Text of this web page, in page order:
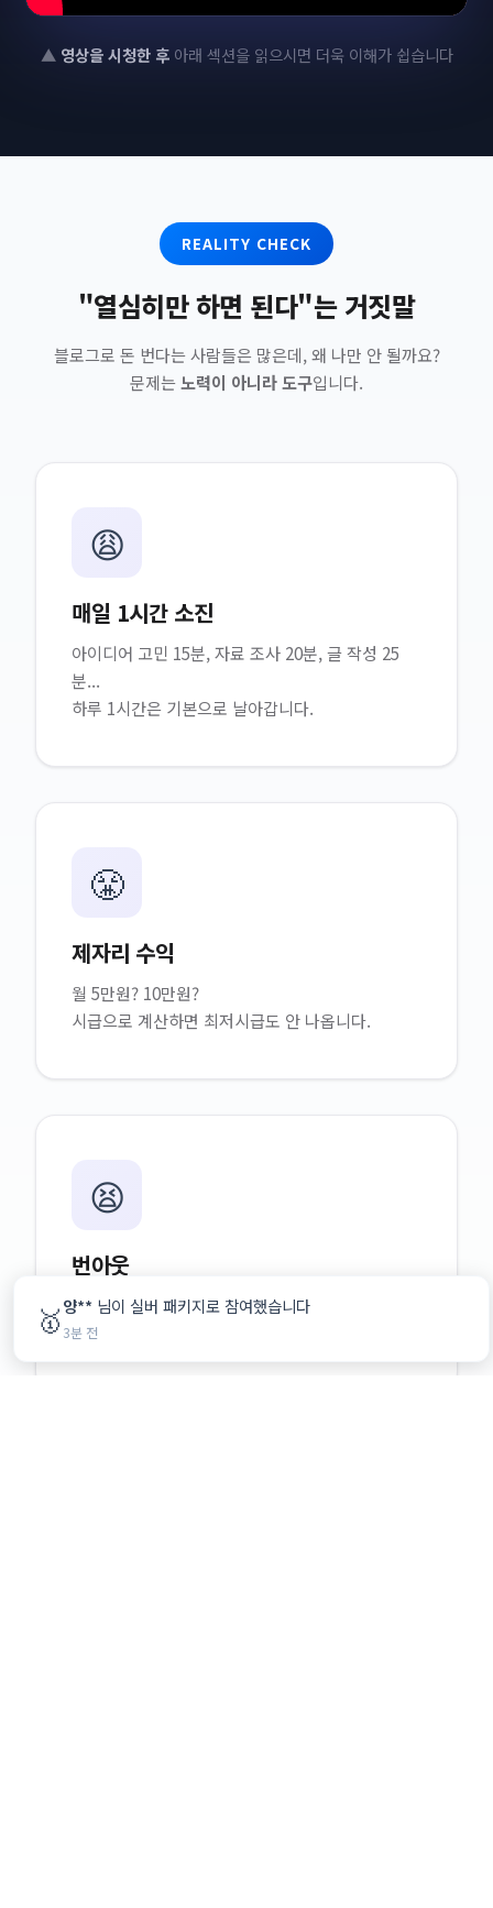
▲ 영상을 시청한 후아래 섹션을 읽으시면 더욱 이해가 쉽습니다
REALITY CHECK
"열심히만 하면 된다"는 거짓말
블로그로 돈 번다는 사람들은 많은데, 왜 나만 안 될까요?
문제는노력이 아니라 도구입니다.
😩
매일 1시간 소진
아이디어 고민 15분, 자료 조사 20분, 글 작성 25
분...
하루 1시간은 기본으로 날아갑니다.
😤
제자리 수익
월 5만원? 10만원?
시급으로 계산하면 최저시급도 안 나옵니다.
😫
번아웃
더 열심히? 이미 한계입니다.
몸이 따라주질 않아요.
🥇양** 님이 실버 패키지로 참여했습니다
3분 전